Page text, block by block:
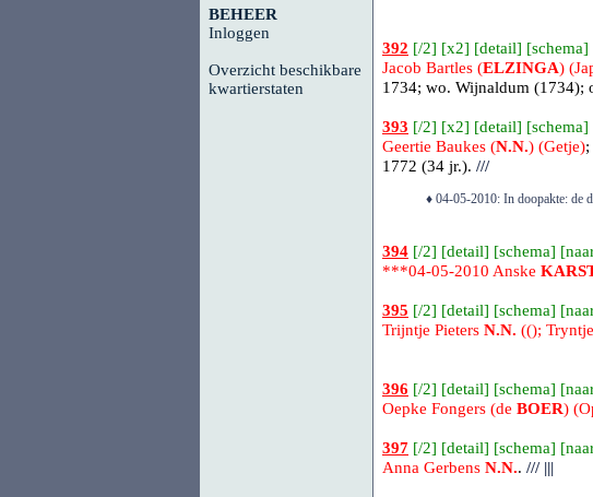
BEHEER
Inloggen
Overzicht beschikbare
kwartierstaten
392 [/2] [x2] [detail] [schema]
Jacob Bartles (ELZINGA)
1734; wo. Wijnaldum (1734);
393 [/2] [x2] [detail] [schema]
Geertie Baukes (N.N.) (Getje);
1772 (34 jr.). ///
♦ 04-05-2010: In doopakte: de
394 [/2] [detail] [schema] [
***04-05-2010 Anske
395 [/2] [detail] [schema] [
Trijntje Pieters N.N. (();
396 [/2] [detail] [schema] [
Oepke Fongers (de BOER)
397 [/2] [detail] [schema] [
Anna Gerbens N.N.. ///|||